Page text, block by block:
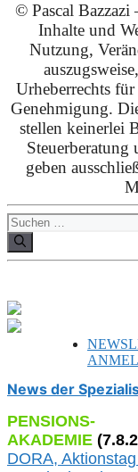
© Pascal
Inhalte und
Nutzung,
Urheberrechts
Genehmigung.
stellen keinerlei
geben
Suchen
nach:
News der
PENSIONS-
AKADEMIE (7.8
DORA, A